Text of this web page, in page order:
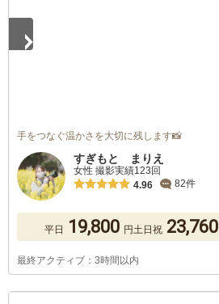
手をつなぐ温かさを大切に残します📸
すぎもと まりえ
女性 撮影実績123回
4.96
82件
平日 19,800 円土日祝 23,760
最終アクティブ：3時間以内